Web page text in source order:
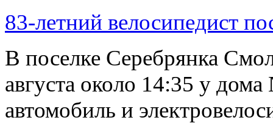
83-летний велосипедист
В поселке Серебрянка
августа около 14:35 у
автомобиль и